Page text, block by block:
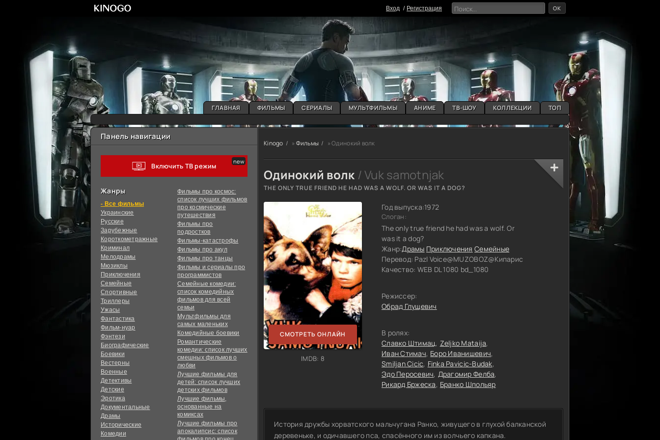
Вxoд Регистрация OK
ГЛАВНАЯ ФИЛЬМЫ СЕРИАЛЫ МУЛЬТФИЛЬМЫ АНИМЕ ТВ-ШОУ КОЛЛЕКЦИИ ТОП
Панель навигации
Включить ТВ режим
Жанры
фильмы
Украинcкие
Русские
Зарубежные
Короткометражные
Криминал
Мелодрамы
Мюзиклы
Приключения
Семейные
Спортивные
Триллеры
Ужасы
Фантастика
Фильм-нуар
Фэнтези
Биографические
Боевики
Вестерны
Военные
Детективы
Детские
Эротика
Документальные
Драмы
Исторические
Комедии
Фильмы про космос:
список лучших фильмов
про космические
путешествия
Фильмы про
подростков
Фильмы-катастрофы
Фильмы про акул
Фильмы про танцы
Фильмы и сериалы про
программистов
Семейные комедии:
список комедийных
фильмов для всей
семьи
Мультфильмы для
самых маленьких
Комедийные боевики
Романтические
комедии: список лучших
смешных фильмов о
любви
Лучшие фильмы для
детей: список лучших
детских фильмов
Лучшие фильмы,
основанные на
комиксах
Лучшие фильмы про
апокалипсис: список
Kinogo » Фильмы » Одинокий волк
Одинокий волк / Vuk samotnjak
THE ONLY TRUE FRIEND HE HAD WAS A WOLF. OR WAS IT A DOG?
СМОТРЕТЬ ОНЛАЙН
IMDB: 8
Год выпуска:1972
Слоган:
The only true friend he had was a wolf. Or
was it a dog?
Жанр:Драмы Приключения Семейные
Перевод: Pazl Voice@MUZOBOZ@Кипарис
Качество: WEB DL 1080 bd_1080
Режиссер:
Обрад Глущевич
В ролях:
Славко Штимац Zeljko Mataija
Иван Стимач Боро Иванишевич
Smiljan Cicic Finka Pavicic-Budak
Эдо Перосевич Драгомир Фелба
Рикард Бржеска Бранко Шпольяр
История дружбы хорватского мальчугана Ранко, живущего в глухой балканской
деревеньке, и одичавшего пса, спасённого им из волчьего капкана.